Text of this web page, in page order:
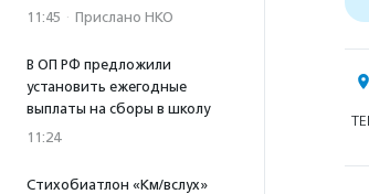
11:45 · Прислано НКО
В ОП РФ предложили
установить ежегодные
выплаты на сборы в школу
11:24
Стихобиатлон «Км/вслух»